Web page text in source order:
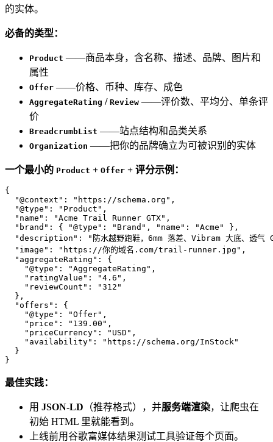
的实体。
必备的类型：
Product ——商品本身，含名称、描述、品牌、图片和
属性
Offer ——价格、币种、库存、成色
AggregateRating / Review ——评价数、平均分、单条评
价
BreadcrumbList ——站点结构和品类关系
Organization ——把你的品牌确立为可被识别的实体
一个最小的 Product + Offer + 评分示例：
{
  "@context": "https://schema.org",
  "@type": "Product",
  "name": "Acme Trail Runner GTX",
  "brand": { "@type": "Brand", "name": "Acme" },
"description": "防水越野跑鞋，6mm 落差、Vibram 大底、透气
  "image": "https://你的域名.com/trail-runner.jpg",
  "aggregateRating": {
    "@type": "AggregateRating",
    "ratingValue": "4.6",
    "reviewCount": "312"
  },
  "offers": {
    "@type": "Offer",
    "price": "139.00",
    "priceCurrency": "USD",
    "availability": "https://schema.org/InStock"
  }
}
最佳实践：
用 JSON-LD （推荐格式），并服务端渲染，让爬虫在
初始 HTML 里就能看到。
上线前用谷歌富媒体结果测试工具验证每个页面。